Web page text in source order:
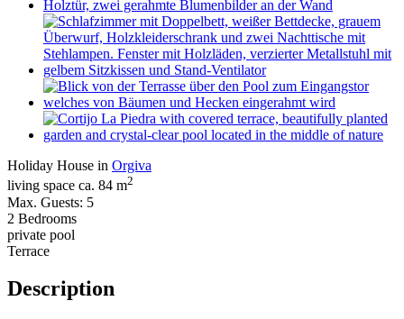
Holiday House in Orgiva
living space ca. 84 m2
Max. Guests: 5
2 Bedrooms
private pool
Terrace
Description